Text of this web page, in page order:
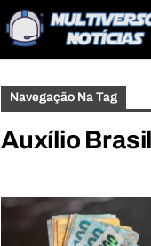
Navegação Na Tag
Auxílio Brasil